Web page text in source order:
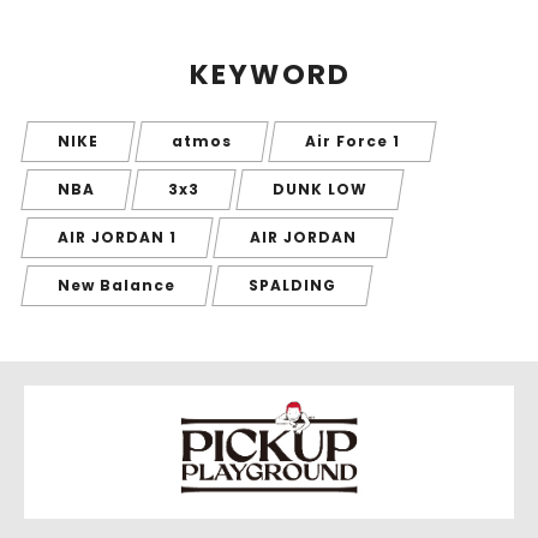
KEYWORD
NIKE atmos Air Force 1
NBA 3x3 DUNK LOW
AIR JORDAN 1 AIR JORDAN
New Balance SPALDING